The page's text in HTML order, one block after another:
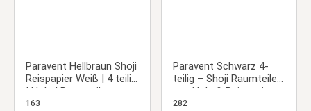
Paravent Hellbraun Shoji
Reispapier Weiß | 4 teilig
| Holz | Raumteiler
Trennwand Sichtschutz
163
Paravent Schwarz 4-
teilig – Shoji Raumteiler
aus Holz & Reispapier
282